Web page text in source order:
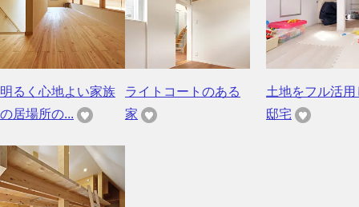
明るく心地よい家族
の居場所の...
ライトコートのある
家
土地をフル活用
邸宅